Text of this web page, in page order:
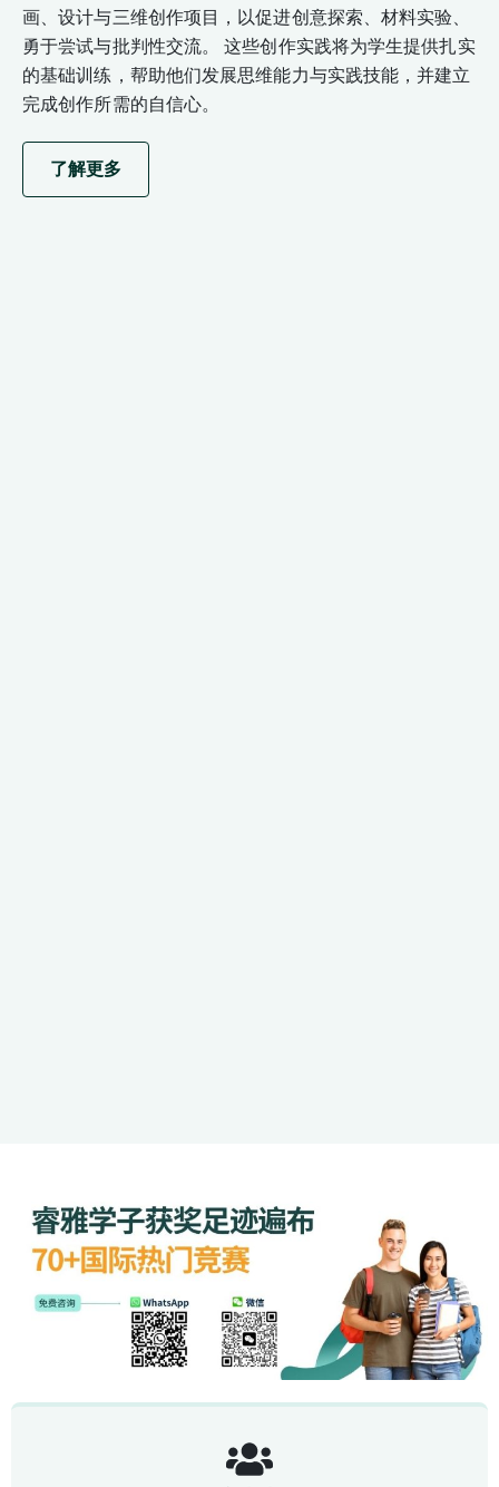
画、设计与三维创作项目，以促进创意探索、材料实验、
勇于尝试与批判性交流。 这些创作实践将为学生提供扎实
的基础训练，帮助他们发展思维能力与实践技能，并建立
完成创作所需的自信心。
了解更多